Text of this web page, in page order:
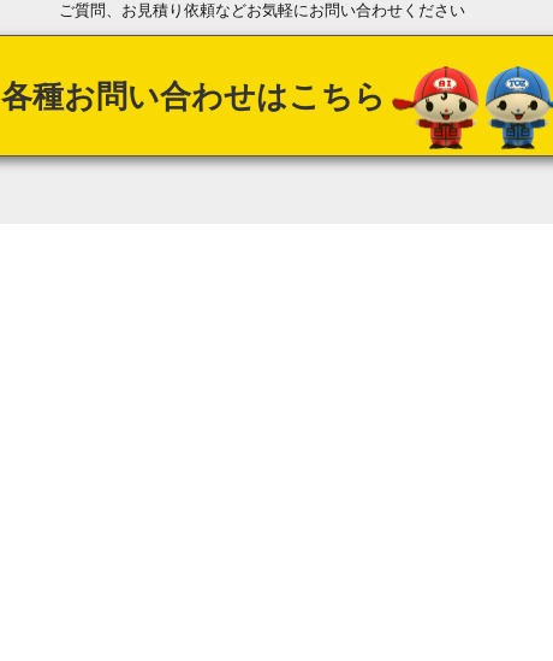
ご質問、お見積り依頼などお気軽にお問い合わせください
各種お問い合わせはこちら